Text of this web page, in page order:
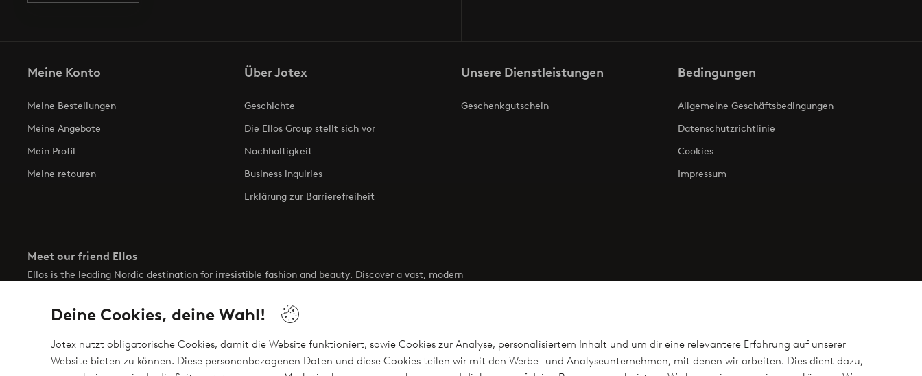
Deine Cookies, deine Wahl!
Jotex nutzt obligatorische Cookies, damit die Website funktioniert, sowie Cookies zur Analyse, personalisiertem Inhalt und um dir eine relevantere Erfahrung auf unserer
Website bieten zu können. Diese personenbezogenen Daten und diese Cookies teilen wir mit den Werbe- und Analyseunternehmen, mit denen wir arbeiten. Dies dient dazu,
Meine Konto
Meine Bestellungen
Meine Angebote
Mein Profil
Meine retouren
Über Jotex
Geschichte
Die Ellos Group stellt sich vor
Nachhaltigkeit
Business inquiries
Erklärung zur Barrierefreiheit
Unsere Dienstleistungen
Geschenkgutschein
Bedingungen
Allgemeine Geschäftsbedingungen
Datenschutzrichtlinie
Cookies
Impressum
Meet our friend Ellos
Ellos is the leading Nordic destination for irresistible fashion and beauty. Discover a vast, modern